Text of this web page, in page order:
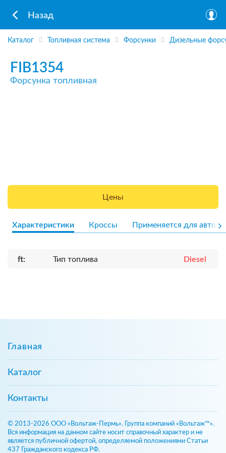
Назад
Каталог Топливная система Форсунки Дизельные
FIB1354
Форсунка топливная
Цены
Характеристики Кроссы Применяется для авто
ft: Тип топлива Diesel
Главная
Каталог
Контакты
© 2013-2026 ООО «Вольтаж-Пермь». Группа компаний «Вольтаж™».
Вся информация на данном сайте носит справочный характер и не
является публичной офертой, определяемой положениями Статьи
437 Гражданского кодекса РФ.